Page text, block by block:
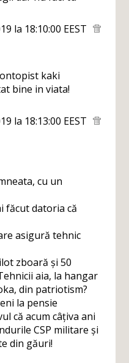
la 18:10:00 EEST
kaki
bine in viata!
la 18:13:00 EEST
cu un
făcut datoria că
asigură tehnic
zboară și 50
aia, la hangar
din patriotism?
la pensie
că acum câțiva ani
CSP militare și
din găuri!